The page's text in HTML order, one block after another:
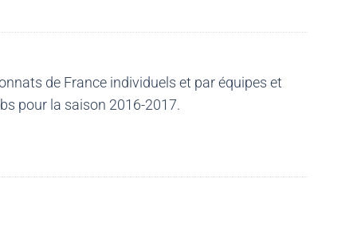
de France individuels et par équipes et
pour la saison 2016-2017.